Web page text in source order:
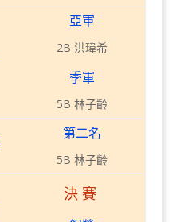
亞軍
2B 洪瑋希
季軍
5B 林子齡
第二名
5B 林子齡
決賽